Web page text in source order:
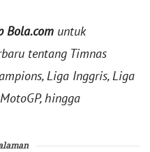
Bola.com untuk
tentang Timnas
Liga Inggris, Liga
hingga